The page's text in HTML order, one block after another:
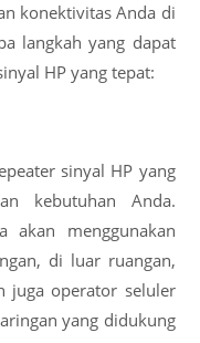
konektivitas Anda di
langkah yang dapat
HP yang tepat:
sinyal HP yang
kebutuhan Anda.
akan menggunakan
di luar ruangan,
juga operator seluler
yang didukung